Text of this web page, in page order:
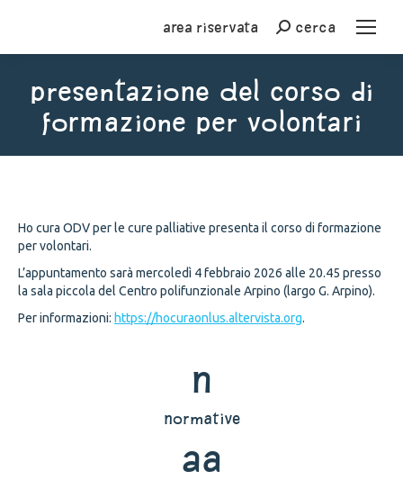
Area riservata Cercacerca
presentazione del corso di
formazione per volontari
Ho cura ODV per le cure palliative presenta il corso di formazione
per volontari.
L’appuntamento sarà mercoledì 4 febbraio 2026 alle 20.45 presso
la sala piccola del Centro polifunzionale Arpino (largo G. Arpino).
Per informazioni: https://hocuraonlus.altervista.org.
n
normative
aa